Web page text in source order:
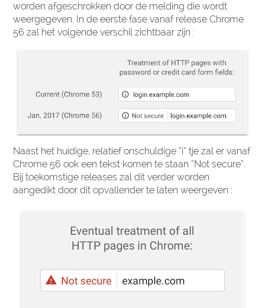
worden afgeschrokken door de melding die wordt
weergegeven. In de eerste fase vanaf release Chrome
56 zal het volgende verschil zichtbaar zijn :
Naast het huidige, relatief onschuldige “i” tje zal er vanaf
Chrome 56 ook een tekst komen te staan “Not secure”.
Bij toekomstige releases zal dit verder worden
aangedikt door dit opvallender te laten weergeven :